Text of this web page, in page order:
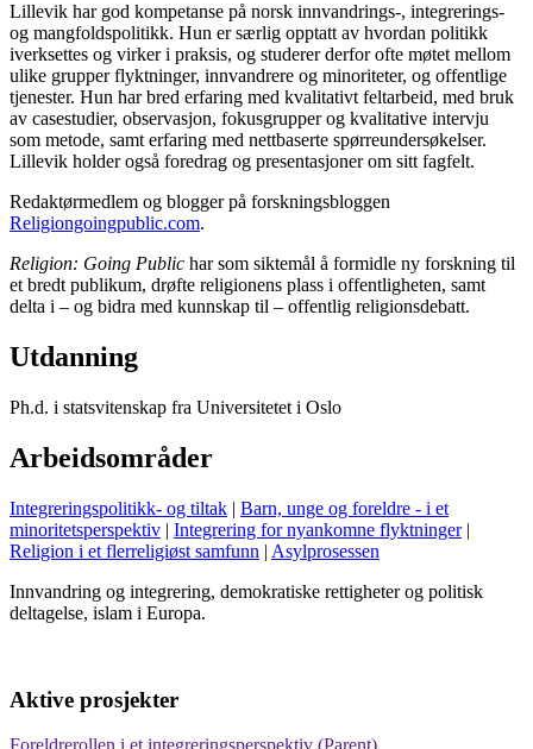
Lillevik har god kompetanse på norsk innvandrings-, integrerings-
og mangfoldspolitikk. Hun er særlig opptatt av hvordan politikk
iverksettes og virker i praksis, og studerer derfor ofte møtet mellom
ulike grupper flyktninger, innvandrere og minoriteter, og offentlige
tjenester. Hun har bred erfaring med kvalitativt feltarbeid, med bruk
av casestudier, observasjon, fokusgrupper og kvalitative intervju
som metode, samt erfaring med nettbaserte spørreundersøkelser.
Lillevik holder også foredrag og presentasjoner om sitt fagfelt.
Redaktørmedlem og blogger på forskningsbloggen
Religiongoingpublic.com.
Religion: Going Public har som siktemål å formidle ny forskning til
et bredt publikum, drøfte religionens plass i offentligheten, samt
delta i – og bidra med kunnskap til – offentlig religionsdebatt.
Utdanning
Ph.d. i statsvitenskap fra Universitetet i Oslo
Arbeidsområder
Integreringspolitikk- og tiltak | Barn, unge og foreldre - i et
minoritetsperspektiv | Integrering for nyankomne flyktninger|
Religion i et flerreligiøst samfunn | Asylprosessen
Innvandring og integrering, demokratiske rettigheter og politisk
deltagelse, islam i Europa.
Aktive prosjekter